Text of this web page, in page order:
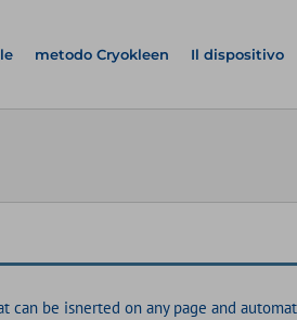
metodo Cryokleen Il dispositivo
can be isnerted on any page and